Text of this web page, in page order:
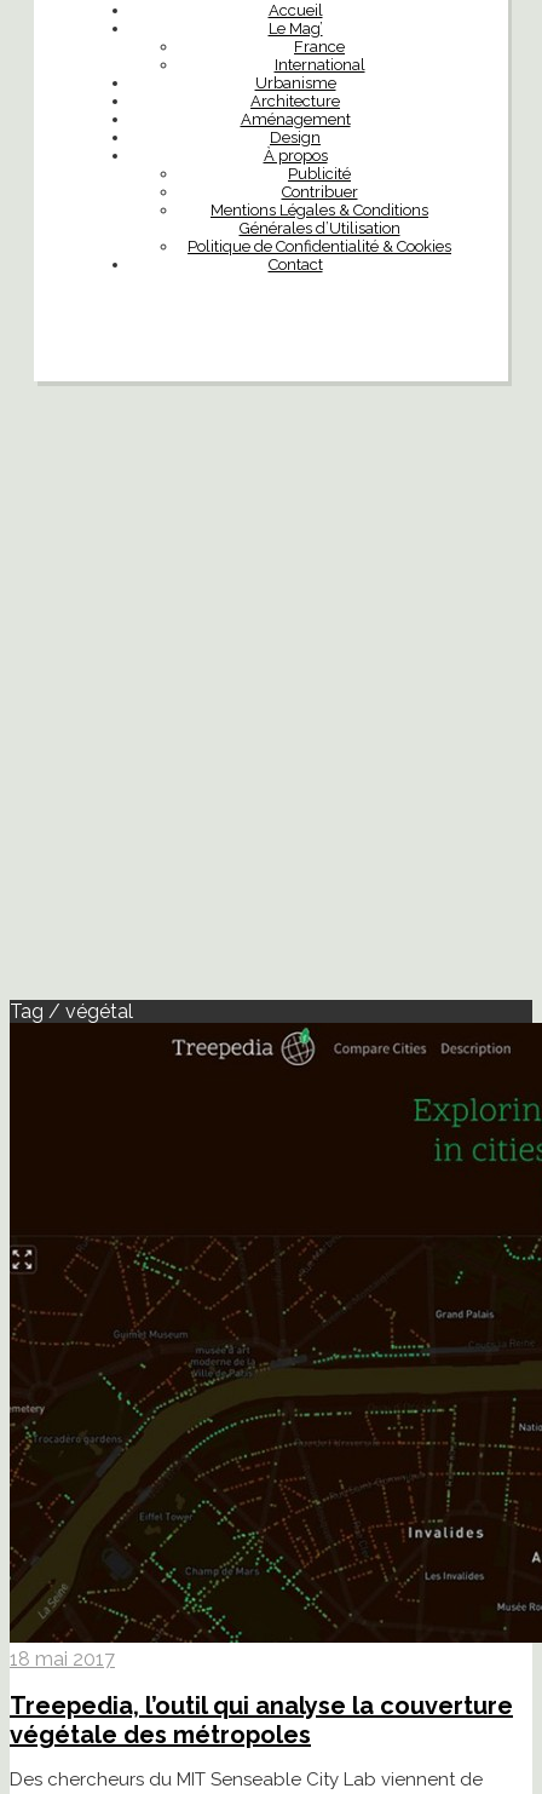
Accueil
Le Mag’
France
International
Urbanisme
Architecture
Aménagement
Design
À propos
Publicité
Contribuer
Mentions Légales & Conditions
Générales d’Utilisation
Politique de Confidentialité & Cookies
Contact
Tag / végétal
18 mai 2017
Treepedia, l’outil qui analyse la couverture
végétale des métropoles
Des chercheurs du MIT Senseable City Lab viennent de